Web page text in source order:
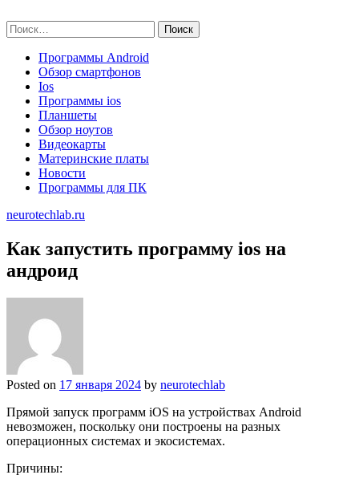
to
content
Найти:
Программы Android
Обзор смартфонов
Ios
Программы ios
Планшеты
Обзор ноутов
Видеокарты
Материнские платы
Новости
Программы для ПК
neurotechlab.ru
Как запустить программу ios на
андроид
Posted on 17 января 2024 by neurotechlab
Прямой запуск программ iOS на устройствах Android
невозможен, поскольку они построены на разных
операционных системах и экосистемах.
Причины: